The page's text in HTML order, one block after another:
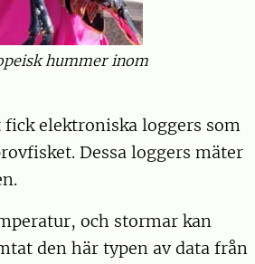
hummer inom
elektroniska loggers som
Dessa loggers mäter
och stormar kan
den här typen av data från